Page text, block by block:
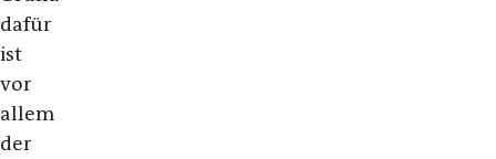
dafür
ist
vor
allem
der